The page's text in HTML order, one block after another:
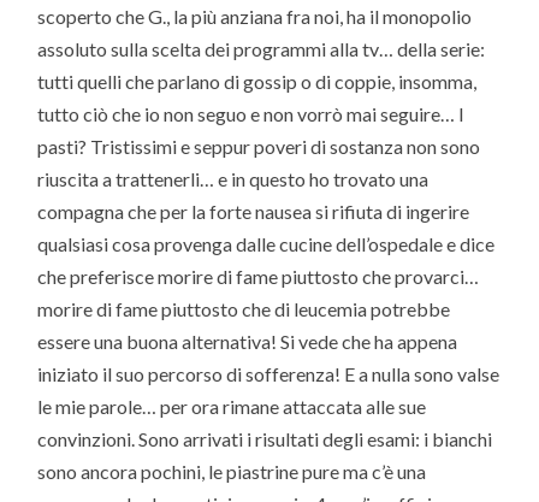
scoperto che G., la più anziana fra noi, ha il monopolio
assoluto sulla scelta dei programmi alla tv… della serie:
tutti quelli che parlano di gossip o di coppie, insomma,
tutto ciò che io non seguo e non vorrò mai seguire… I
pasti? Tristissimi e seppur poveri di sostanza non sono
riuscita a trattenerli… e in questo ho trovato una
compagna che per la forte nausea si rifiuta di ingerire
qualsiasi cosa provenga dalle cucine dell’ospedale e dice
che preferisce morire di fame piuttosto che provarci…
morire di fame piuttosto che di leucemia potrebbe
essere una buona alternativa! Si vede che ha appena
iniziato il suo percorso di sofferenza! E a nulla sono valse
le mie parole… per ora rimane attaccata alle sue
convinzioni. Sono arrivati i risultati degli esami: i bianchi
sono ancora pochini, le piastrine pure ma c’è una